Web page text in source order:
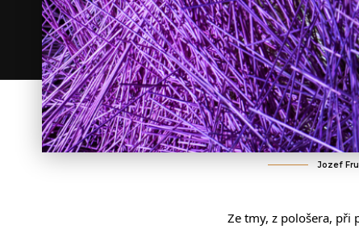
Jozef
Ze tmy, z pološera, při